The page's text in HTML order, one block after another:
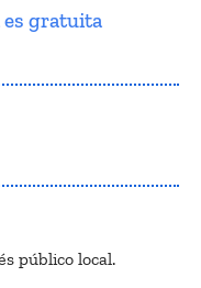
gratuita
público local.